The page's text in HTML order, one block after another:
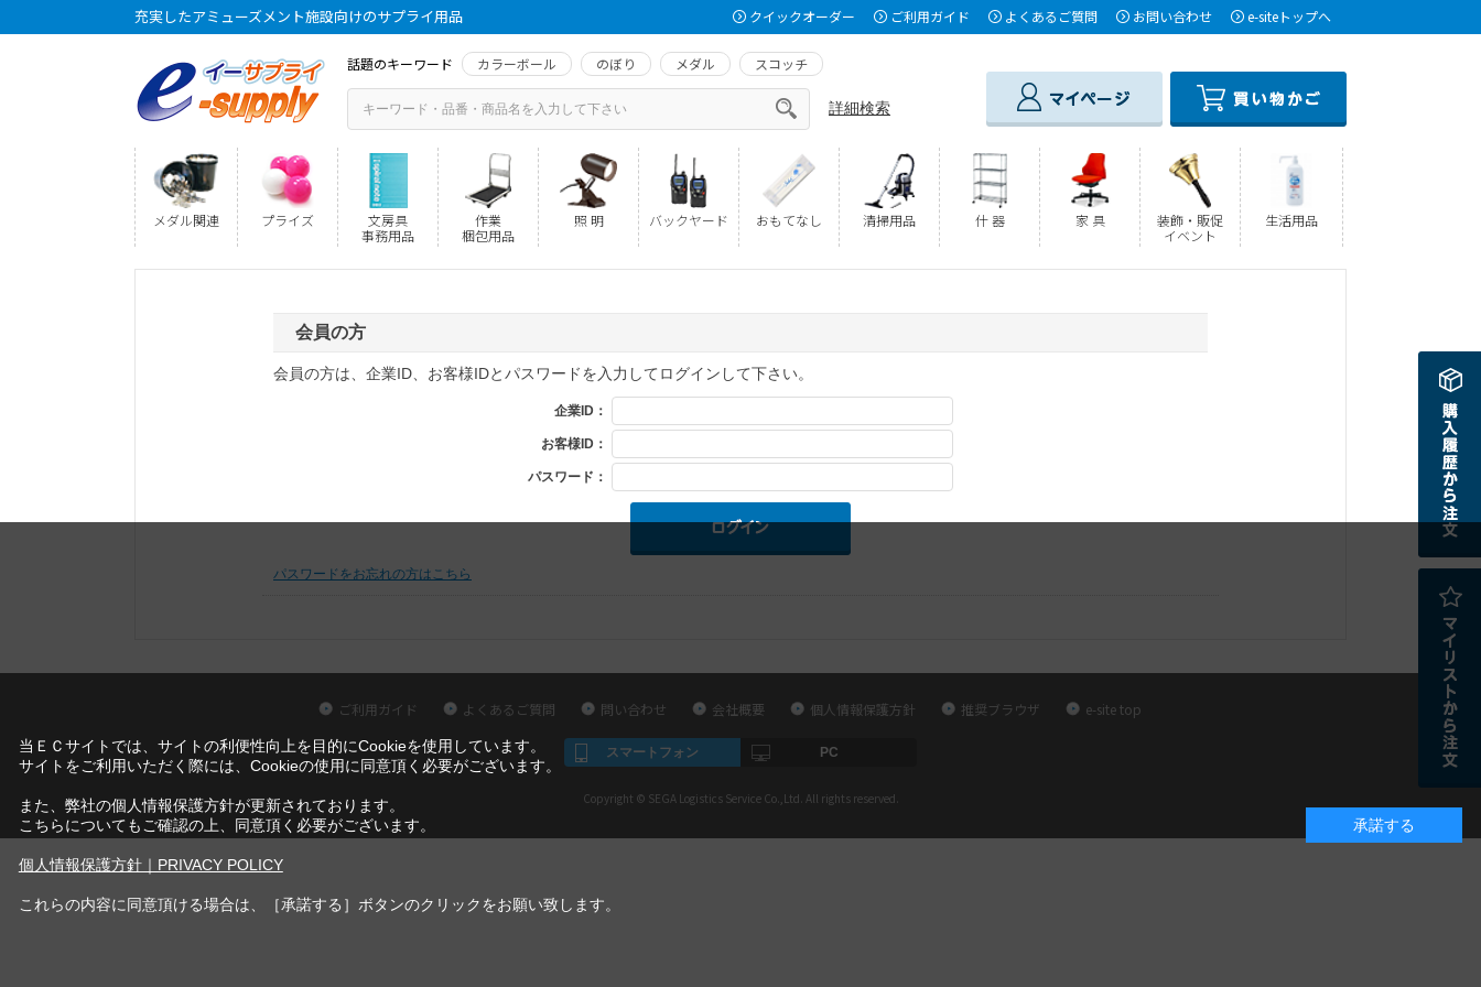
充実したアミューズメント施設向けのサプライ用品 クイックオーダー ご利用ガイド よくあるご質問 お問い合わせ e-siteトップへ
話題のキーワード カラーボール のぼり メダル スコッチ
詳細検索
メダル関連 プライズ
文房具
事務用品
作業
梱包用品
照 明 バックヤード おもてなし 清掃用品 什 器 家 具
装飾・販促
イベント
生活用品
会員の方
会員の方は、企業ID、お客様IDとパスワードを入力してログインして下さい。
企業ID：
お客様ID：
パスワード：
パスワードをお忘れの方はこちら
ご利用ガイド よくあるご質問 問い合わせ 会社概要 個人情報保護方針 推奨ブラウザ e-site top
スマートフォン PC
Copyright © SEGA Logistics Service Co.,Ltd. All rights reserved.
当ＥＣサイトでは、サイトの利便性向上を目的にCookieを使用しています。
サイトをご利用いただく際には、Cookieの使用に同意頂く必要がございます。
また、弊社の個人情報保護方針が更新されております。
こちらについてもご確認の上、同意頂く必要がございます。
個人情報保護方針｜PRIVACY POLICY
これらの内容に同意頂ける場合は、［承諾する］ボタンのクリックをお願い致します。
承諾する